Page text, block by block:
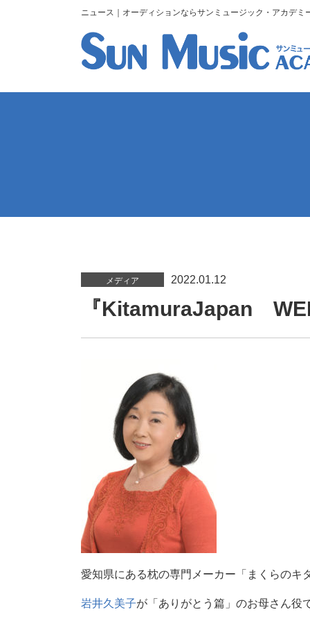
ニュース｜オーディションならサンミュージック・アカデミ
メディア 2022.01.12
『KitamuraJapan
愛知県にある枕の専門メーカー「まくらのキ
岩井久美子が「ありがとう篇」のお母さん役